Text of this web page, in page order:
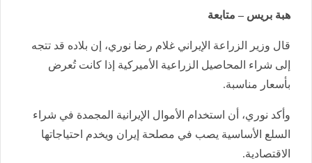
هبة بريس – متابعة
قال وزير الزراعة الإيراني غلام رضا نوري، إن بلاده قد تتجه
إلى شراء المحاصيل الزراعية الأميركية إذا كانت تُعرض
بأسعار مناسبة.
وأكد نوري، أن استخدام الأموال الإيرانية المجمدة في شراء
السلع الأساسية يصب في مصلحة إيران ويخدم احتياجاتها
الاقتصادية.